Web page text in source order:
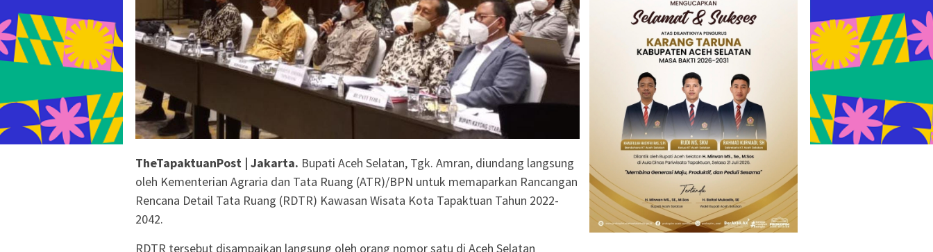
TheTapaktuanPost | Jakarta. Bupati Aceh Selatan, Tgk. Amran, diundang langsung
oleh Kementerian Agraria dan Tata Ruang (ATR)/BPN untuk memaparkan Rancangan
Rencana Detail Tata Ruang (RDTR) Kawasan Wisata Kota Tapaktuan Tahun 2022-
2042.
RDTR tersebut disampaikan langsung oleh orang nomor satu di Aceh Selatan